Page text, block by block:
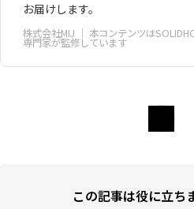
お届けします。
株式会社MIJ ｜ 本コンテンツは
専門家が監修しています
この記事は役に立ち